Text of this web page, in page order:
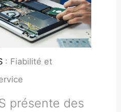
: Fiabilité et
présente des